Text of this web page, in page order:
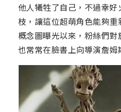
他人犧牲了自己，不過幸
枝，讓這位超萌角色能夠
概念圖曝光以來，粉絲們對
也常常在臉書上向導演詹姆